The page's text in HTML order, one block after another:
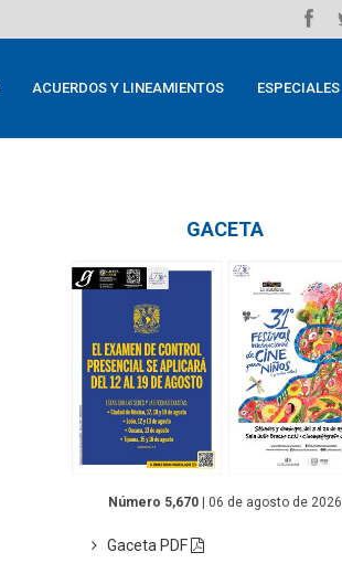
ACUERDOS Y LINEAMIENTOS ESPECIALES
GACETA
Número 5,670 | 06 de agosto de 2026
Gaceta PDF